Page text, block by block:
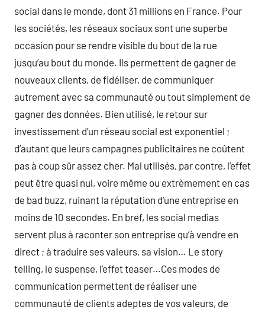
social dans le monde, dont 31 millions en France. Pour
les sociétés, les réseaux sociaux sont une superbe
occasion pour se rendre visible du bout de la rue
jusqu’au bout du monde. Ils permettent de gagner de
nouveaux clients, de fidéliser, de communiquer
autrement avec sa communauté ou tout simplement de
gagner des données. Bien utilisé, le retour sur
investissement d’un réseau social est exponentiel ;
d’autant que leurs campagnes publicitaires ne coûtent
pas à coup sûr assez cher. Mal utilisés, par contre, l’effet
peut être quasi nul, voire même ou extrèmement en cas
de bad buzz, ruinant la réputation d’une entreprise en
moins de 10 secondes. En bref, les social medias
servent plus à raconter son entreprise qu’à vendre en
direct ; à traduire ses valeurs, sa vision… Le story
telling, le suspense, l’effet teaser…Ces modes de
communication permettent de réaliser une
communauté de clients adeptes de vos valeurs, de